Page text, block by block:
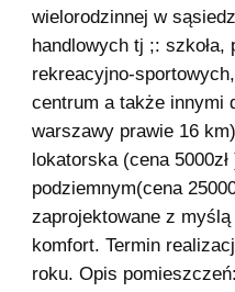
wielorodzinnej w
handlowych tj ;:
rekreacyjno-
centrum a także innymi
warszawy prawie 16
lokatorska (cena
podziemnym(cena
zaprojektowane z
komfort. Termin
roku. Opis